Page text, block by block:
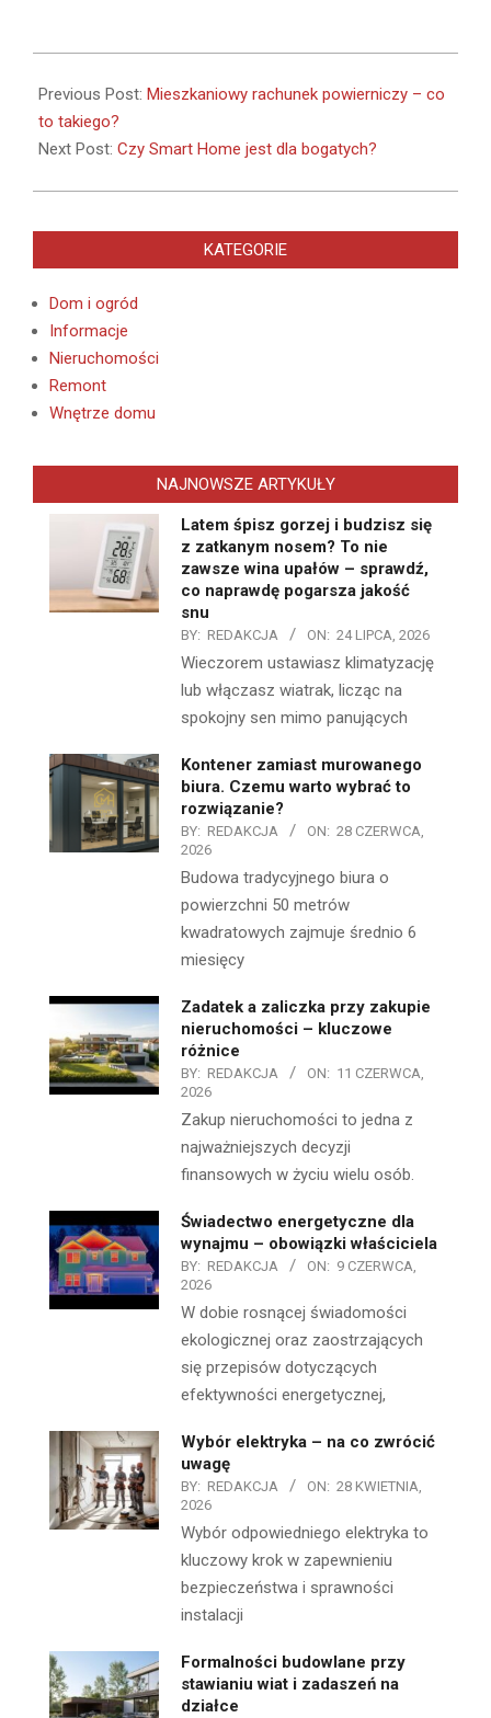
07-
21
Previous Post: Mieszkaniowy rachunek powierniczy – co
to takiego?
Next Post: Czy Smart Home jest dla bogatych?
KATEGORIE
Dom i ogród
Informacje
Nieruchomości
Remont
Wnętrze domu
NAJNOWSZE ARTYKUŁY
Latem śpisz gorzej i budzisz się
z zatkanym nosem? To nie
zawsze wina upałów – sprawdź,
co naprawdę pogarsza jakość
snu
BY: REDAKCJA ON: 24 LIPCA, 2026
Wieczorem ustawiasz klimatyzację
lub włączasz wiatrak, licząc na
spokojny sen mimo panujących
Kontener zamiast murowanego
biura. Czemu warto wybrać to
rozwiązanie?
BY: REDAKCJA ON: 28 CZERWCA,
2026
Budowa tradycyjnego biura o
powierzchni 50 metrów
kwadratowych zajmuje średnio 6
miesięcy
Zadatek a zaliczka przy zakupie
nieruchomości – kluczowe
różnice
BY: REDAKCJA ON: 11 CZERWCA,
2026
Zakup nieruchomości to jedna z
najważniejszych decyzji
finansowych w życiu wielu osób.
Świadectwo energetyczne dla
wynajmu – obowiązki właściciela
BY: REDAKCJA ON: 9 CZERWCA,
2026
W dobie rosnącej świadomości
ekologicznej oraz zaostrzających
się przepisów dotyczących
efektywności energetycznej,
Wybór elektryka – na co zwrócić
uwagę
BY: REDAKCJA ON: 28 KWIETNIA,
2026
Wybór odpowiedniego elektryka to
kluczowy krok w zapewnieniu
bezpieczeństwa i sprawności
instalacji
Formalności budowlane przy
stawianiu wiat i zadaszeń na
działce